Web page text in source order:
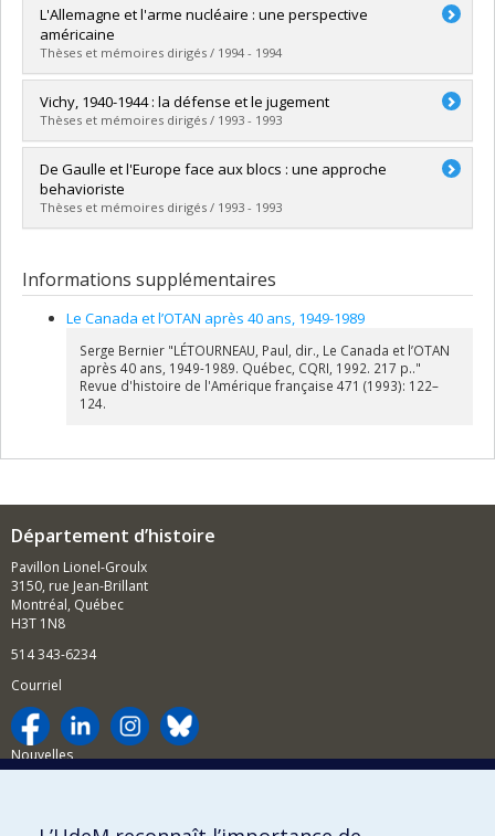
Diplômé(e) :Capolupo, Patrick
Cycle :Maîtrise
Diplôme obtenu :M.A.
Lien vers le document dans Papyrus
L'Allemagne et l'arme nucléaire : une perspective
américaine
Thèses et mémoires dirigés / 1994 - 1994
Diplômé(e) :Hébert, Philippe
Cycle : Maîtrise
Diplôme obtenu :M.A.
Lien vers le document dans Papyrus
Vichy, 1940-1944 : la défense et le jugement
Thèses et mémoires dirigés / 1993 - 1993
Diplômé(e) :Tulasne, Pascal
Cycle :Maîtrise
Diplôme obtenu :M.A.
Lien vers le document dans Papyrus
De Gaulle et l'Europe face aux blocs : une approche
behavioriste
Thèses et mémoires dirigés / 1993 - 1993
Cycle :Maîtrise
Diplôme obtenu :M.A.
Lien vers le document dans Papyrus
Informations supplémentaires
Le Canada et l’OTAN après 40 ans, 1949-1989
Serge Bernier "LÉTOURNEAU, Paul, dir., Le Canada et l’OTAN
après 40 ans, 1949-1989. Québec, CQRI, 1992. 217 p.."
Revue d'histoire de l'Amérique française 471 (1993): 122–
124.
Département d’histoire
Pavillon Lionel-Groulx
3150, rue Jean-Brillant
Montréal, Québec
H3T 1N8
514 343-6234
Courriel
Nouvelles
Comment soutenir le Département?